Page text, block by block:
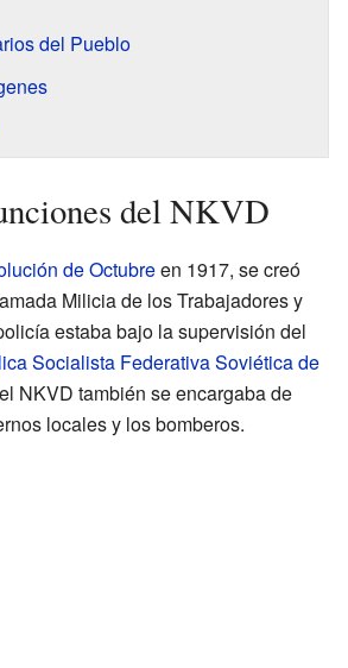
del Pueblo
del NKVD
de Octubreen 1917, se creó
Milicia de los Trabajadores y
estaba bajo la supervisión del
Socialista Federativa Soviética de
NKVD también se encargaba de
locales y los bomberos.